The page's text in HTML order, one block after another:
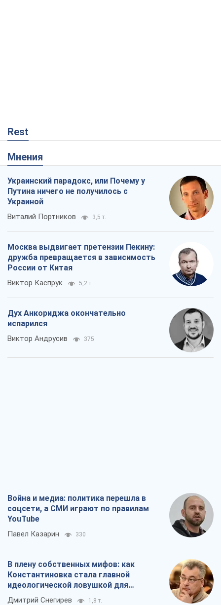
Rest
Мнения
Украинский парадокс, или Почему у
Путина ничего не получилось с
Украиной
Виталий Портников 3,5 т.
Москва выдвигает претензии Пекину:
дружба превращается в зависимость
России от Китая
Виктор Каспрук 5,2 т.
Дух Анкориджа окончательно
испарился
Виктор Андрусив 375
Война и медиа: политика перешла в
соцсети, а СМИ играют по правилам
YouTube
Павел Казарин 330
В плену собственных мифов: как
Константиновка стала главной
идеологической ловушкой для
российских оккупантов
Дмитрий Снегирев 1,8 т.